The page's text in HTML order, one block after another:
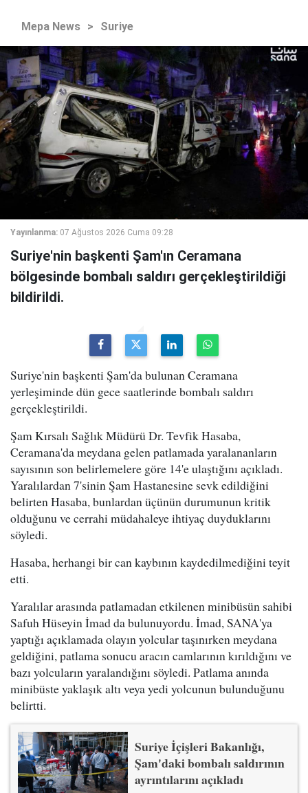
Mepa News > Suriye
Yayınlanma: 07 Ağustos 2026 Cuma 09:28
Suriye'nin başkenti Şam'ın Ceramana
bölgesinde bombalı saldırı gerçekleştirildiği
bildirildi.
Suriye'nin başkenti Şam'da bulunan Ceramana
yerleşiminde dün gece saatlerinde bombalı saldırı
gerçekleştirildi.
Şam Kırsalı Sağlık Müdürü Dr. Tevfik Hasaba,
Ceramana'da meydana gelen patlamada yaralananların
sayısının son belirlemelere göre 14'e ulaştığını açıkladı.
Yaralılardan 7'sinin Şam Hastanesine sevk edildiğini
belirten Hasaba, bunlardan üçünün durumunun kritik
olduğunu ve cerrahi müdahaleye ihtiyaç duyduklarını
söyledi.
Hasaba, herhangi bir can kaybının kaydedilmediğini teyit
etti.
Yaralılar arasında patlamadan etkilenen minibüsün sahibi
Safuh Hüseyin İmad da bulunuyordu. İmad, SANA'ya
yaptığı açıklamada olayın yolcular taşınırken meydana
geldiğini, patlama sonucu aracın camlarının kırıldığını ve
bazı yolcuların yaralandığını söyledi. Patlama anında
minibüste yaklaşık altı veya yedi yolcunun bulunduğunu
belirtti.
Suriye İçişleri Bakanlığı,
Şam'daki bombalı saldırının
ayrıntılarını açıkladı